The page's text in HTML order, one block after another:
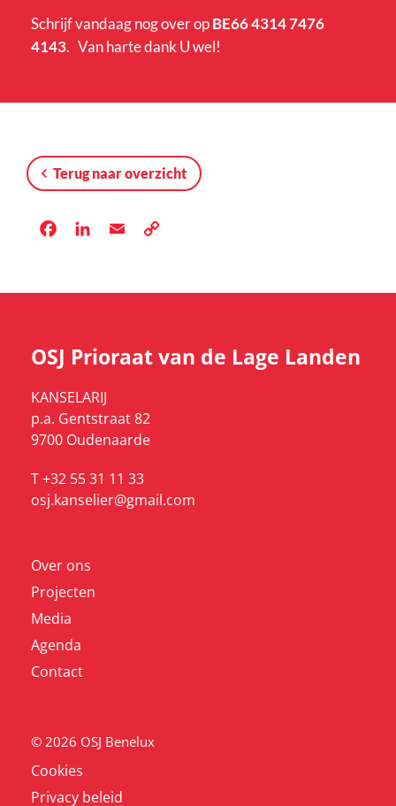
Schrijf vandaag nog over opBE66 4314 7476
4143. Van harte dank U wel!
Terug naar overzicht
FacebookLinkedIn
Email
OSJ Prioraat van de Lage Landen
KANSELARIJ
p.a. Gentstraat 82
9700 Oudenaarde
T +32 55 31 11 33
osj.kanselier@gmail.com
Over ons
Projecten
Media
Agenda
Contact
© 2026 OSJ Benelux
Cookies
Privacy beleid